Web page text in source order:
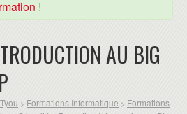
!
AU BIG
> Formations Informatique > Formations